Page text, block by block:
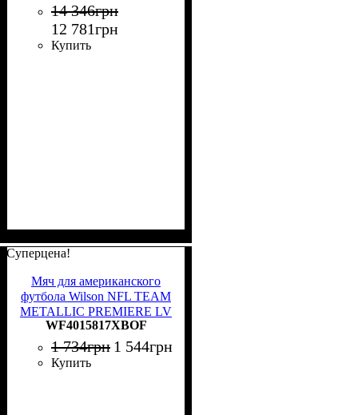
14 346грн
12 781грн
Купить
Суперцена!
Мяч для американского
футбола Wilson NFL TEAM
METALLIC PREMIERE LV
OF черный Размер 9
WF4015817XBOF
WF4015817XBOF
1 734грн 1 544грн
Купить